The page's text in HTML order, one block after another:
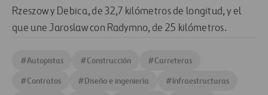
Rzeszow y Debica, de 32,7 kilómetros de longitud, y el
que une Jaroslaw con Radymno, de 25 kilómetros.
#Autopistas #Construcción #Carreteras
#Contratos #Diseño e ingeniería #Infraestructuras